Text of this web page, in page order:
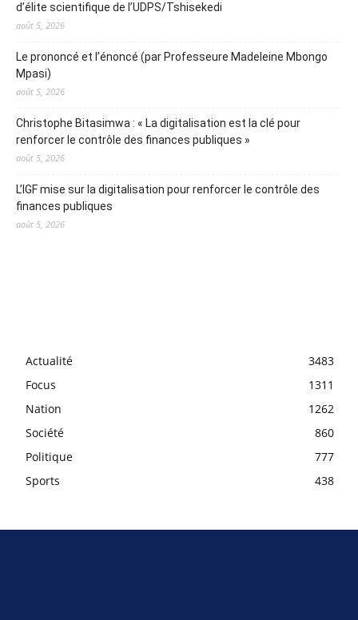
d’élite scientifique de l’UDPS/Tshisekedi
août 5, 2026
Le prononcé et l’énoncé (par Professeure Madeleine Mbongo
Mpasi)
août 5, 2026
Christophe Bitasimwa : « La digitalisation est la clé pour
renforcer le contrôle des finances publiques »
août 5, 2026
L’IGF mise sur la digitalisation pour renforcer le contrôle des
finances publiques
août 5, 2026
Actualité
3483
Focus
1311
Nation
1262
Société
860
Politique
777
Sports
438